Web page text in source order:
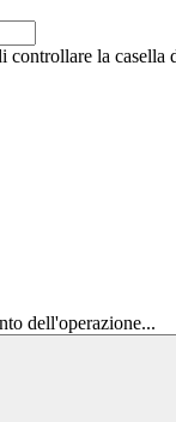
controllare la casella
dell'operazione...